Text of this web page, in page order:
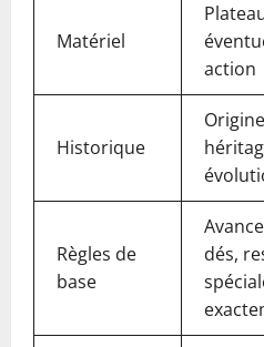
Matériel
action
Historique
Règles de
base
dés,